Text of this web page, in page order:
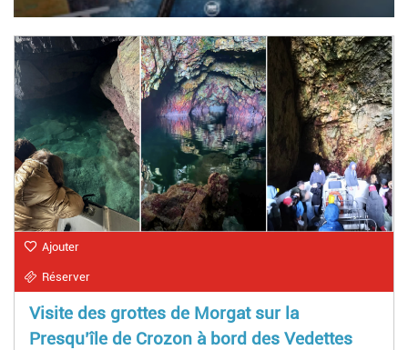
Ajouter
Réserver
Visite des grottes de Morgat sur la
Presqu’île de Crozon à bord des Vedettes